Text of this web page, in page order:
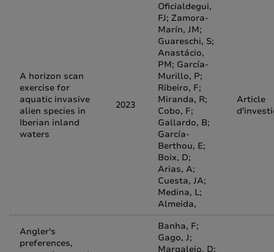
A horizon scan
exercise for
aquatic invasive
alien species in
Iberian inland
waters
2023
Oficialdegui,
FJ; Zamora-
Marín, JM;
Guareschi, S;
Anastácio,
PM; García-
Murillo, P;
Ribeiro, F;
Miranda, R;
Cobo, F;
Gallardo, B;
García-
Berthou, E;
Boix, D;
Arias, A;
Cuesta, JA;
Medina, L;
Almeida,
Article
Angler's
preferences,
Banha, F;
Gago, J;
Margalejo, D;